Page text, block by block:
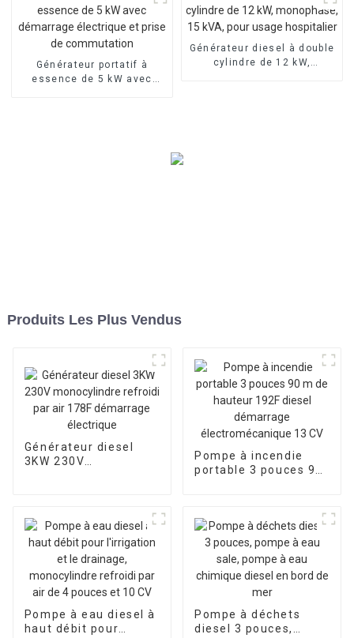
Générateur portatif à
essence de 5 kW avec
Générateur diesel à double
cylindre de 12 kW,
Produits Les Plus Vendus
Générateur diesel
3KW 230V
Pompe à incendie
portable 3 pouces 90
électromécanique 13
CV
Pompe à eau diesel à
haut débit pour
Pompe à déchets
diesel 3 pouces,